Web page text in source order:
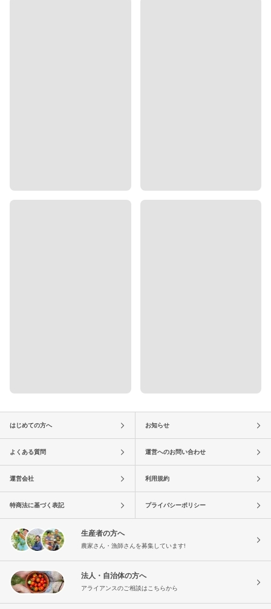
はじめての方へ お知らせ
よくある質問 運営へのお問い合わせ
運営会社 利用規約
特商法に基づく表記 プライバシーポリシー
生産者の方へ
農家さん・漁師さんを募集しています!
法人・自治体の方へ
アライアンスのご相談はこちらから